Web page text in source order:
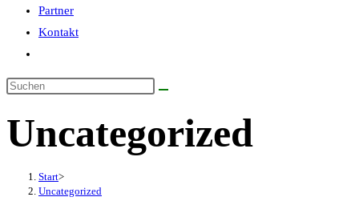
Partner
Kontakt
Uncategorized
Start>
Uncategorized